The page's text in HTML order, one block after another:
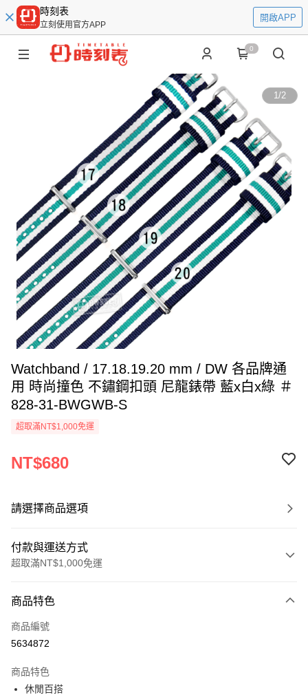
時刻表
立刻使用官方APP
開啟APP
0
1/2
Watchband / 17.18.19.20 mm / DW 各品牌通
用 時尚撞色 不鏽鋼扣頭 尼龍錶帶 藍x白x綠 ＃
828-31-BWGWB-S
超取滿NT$1,000免運
NT$680
請選擇商品選項
付款與運送方式
超取滿NT$1,000免運
信用卡一次付款
超商取貨付款
Apple Pay
商品特色
商品編號
5634872
商品特色
休閒百搭